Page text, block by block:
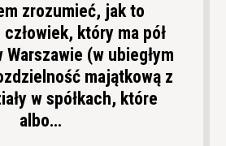
zrozumieć, jak to
który ma pół
Warszawie (w ubiegłym
majątkową z
w spółkach, które
albo…